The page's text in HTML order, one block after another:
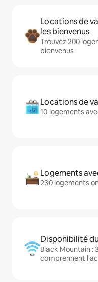
Locations de
les bienvenus
Trouvez 200
bienvenus
Locations de
10 logements
Logements
230 logements
Disponibilité
Black Mountain :
comprennent